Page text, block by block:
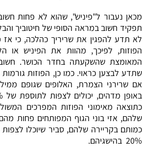
‏מכאן נעבור ל"פיניש", שהוא לא פחות
תפקיד חשוב במראה הסופי של חיטוביך
לא תדע להפגין את שריריך כהלכה, כי אז
הפוזות, לפיכך, מהוות את הפיניש או
המאומצת שהשקעתה בחדר הכושר. חשוב
שתדע לבצען כראוי. כמו כן, הפוזות גורמות
אם שרירני הצמרת, האלופים שגופם
כתוצאה מאימוני הפוזות המפרכים
שלהם, ‏אזי בוני הגוף המפותחים פחות
כמותם בקריירה שלהם, סביר שיוכלו
20% ‏ בהישגיהם.